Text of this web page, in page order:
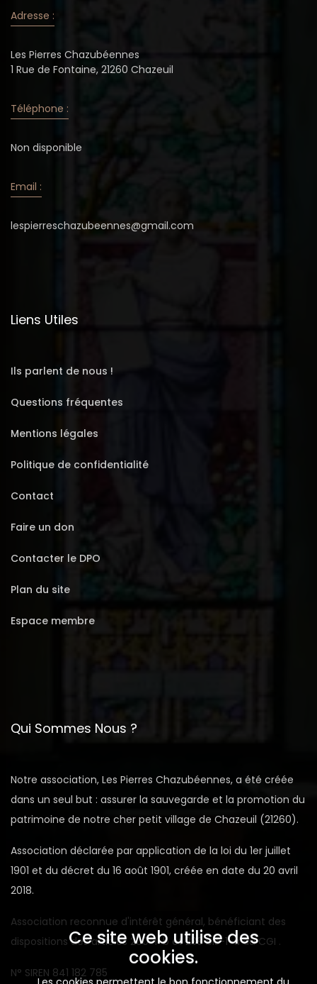
Adresse :
Les Pierres Chazubéennes
1 Rue de Fontaine, 21260 Chazeuil
Téléphone :
Non disponible
Email :
lespierreschazubeennes@gmail.com
Liens Utiles
Ils parlent de nous !
Questions fréquentes
Mentions légales
Politique de confidentialité
Contact
Faire un don
Contacter le DPO
Plan du site
Espace membre
Qui Sommes Nous ?
Notre association, Les Pierres Chazubéennes, a été créée
dans un seul but : assurer la sauvegarde et la promotion du
patrimoine de notre cher petit village de Chazeuil (21260).
Association déclarée par application de la loi du 1er juillet
1901 et du décret du 16 août 1901, créée en date du 20 avril
2018.
Association reconnue d'intérêt général, bénéficiant des
dispositions des articles 200-1-b et 238 bis-1-a du CGI .
N° SIREN 841 182 785
Ce site web utilise des
cookies.